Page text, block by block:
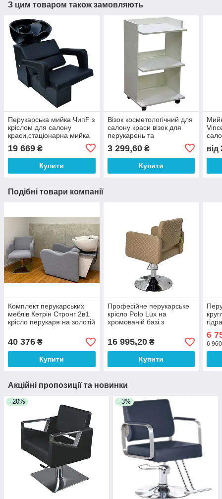
З цим товаром також замовляють
Перукарська мийка ЧипF з
кріслом для салону
краси,стаціонарна мийка
(120*65*96)
19 669 ₴
Купити
Візок косметологічний для
салону краси візок для
перукарень та
косметологічних кабінетів
VM917
3 299,60₴
Купити
від
Подібні товари компанії
Комплект перукарських
меблів Кетрін Стронг 2в1
крісло перукаря на золотій
мийка
40 376 ₴
Купити
Професійне перукарське
крісло Polo Lux на
хромованій базі з
підйомником колір Rocky
08
16 995,20₴
Купити
6
6
Акційні пропозиції та новинки
–20% –3%